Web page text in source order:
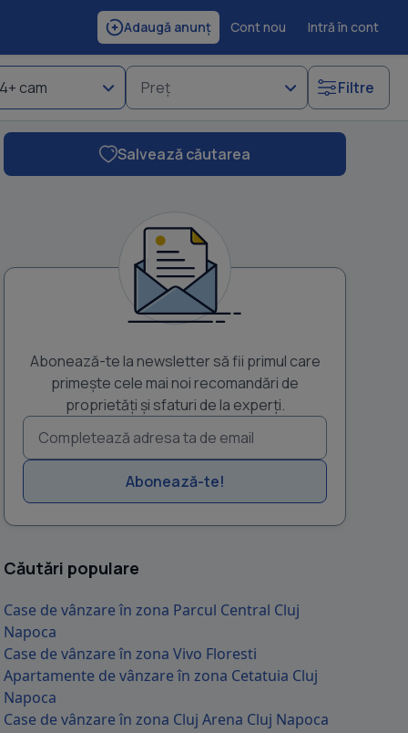
Adaugă anunț Cont nou Intră în cont
4+ cam Preț Filtre
Salvează căutarea
Abonează-te la newsletter să fii primul care
primește cele mai noi recomandări de
proprietăți și sfaturi de la experți.
Abonează-te!
Căutări populare
Case de vânzare în zona Parcul Central Cluj
Napoca
Case de vânzare în zona Vivo Floresti
Apartamente de vânzare în zona Cetatuia Cluj
Napoca
Case de vânzare în zona Cluj Arena Cluj Napoca